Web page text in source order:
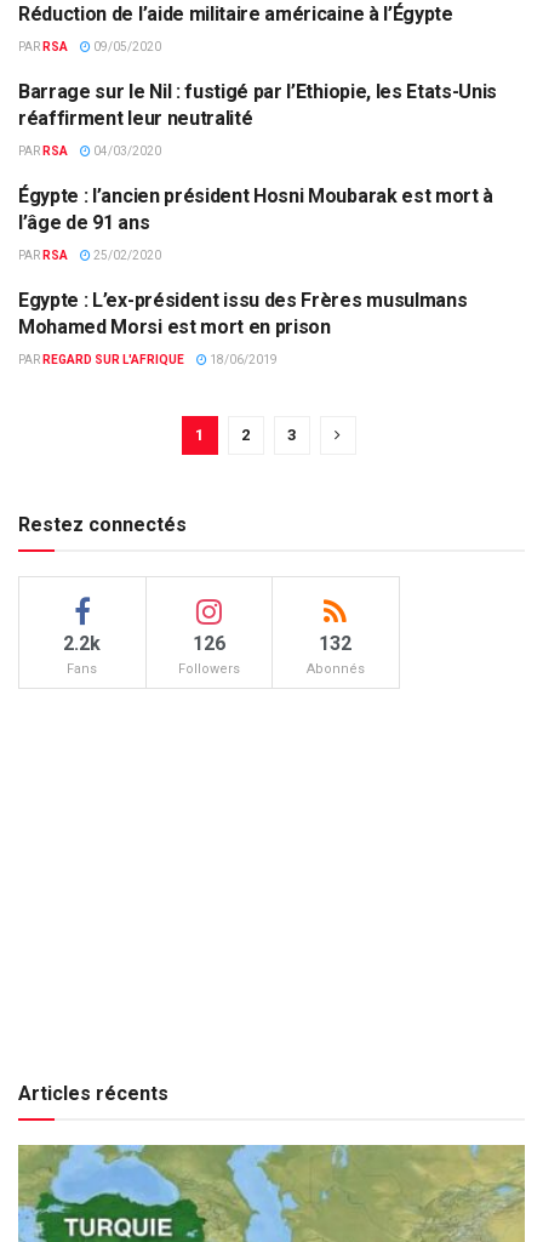
AFRIQUE DU NORD
Réduction de l’aide militaire américaine à l’Égypte
PAR RSA 09/05/2020
ECONOMIE & FINANCES
Barrage sur le Nil : fustigé par l’Ethiopie, les Etats-Unis
réaffirment leur neutralité
PAR RSA 04/03/2020
AFRIQUE DU NORD
Égypte : l’ancien président Hosni Moubarak est mort à
l’âge de 91 ans
PAR RSA 25/02/2020
EUROPE & MONDE
Egypte : L’ex-président issu des Frères musulmans
Mohamed Morsi est mort en prison
PAR REGARD SUR L'AFRIQUE 18/06/2019
1 2 3
Restez connectés
2.2k
Fans
126
Followers
132
Abonnés
Articles récents